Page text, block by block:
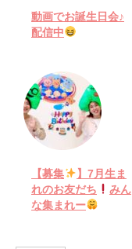
動画でお誕生日会♪
配信中
【募集
】7月生ま
れのお友だち
みん
な集まれー